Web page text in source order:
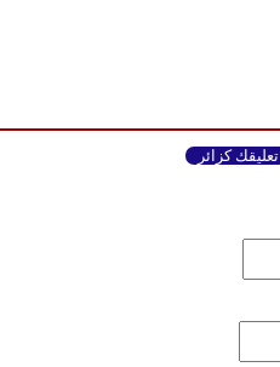
تعليقك كزائر